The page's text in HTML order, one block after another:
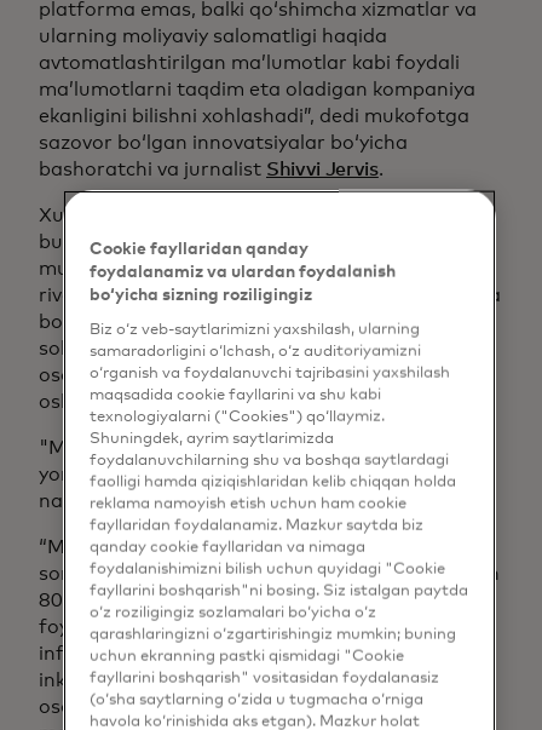
platforma emas, balki qoʻshimcha xizmatlar va
ularning moliyaviy salomatligi haqida
avtomatlashtirilgan maʼlumotlar kabi foydali
maʼlumotlarni taqdim eta oladigan kompaniya
ekanligini bilishni xohlashadi”, dedi mukofotga
sazovor boʻlgan innovatsiyalar boʻyicha
bashoratchi va jurnalist Shivvi Jervis.
Xuddi shu narsa ichki transferlarga ham tegishli,
bunga yaxshi misol sifatida Misrni keltirish
mumkin. Global, raqamli va talabga binoan
rivojlanayotgan dunyoda tezkor tranzaksiyalarga
bo'lgan talablar ortib bormoqda. Misr to'lov
sohasidagi so'nggi o'zgarishlar tezkor, xavfsiz va
oson bo'lgan yangi to'lov usullariga talabni
oshirdi.
"Misr milliardlab yangi bitimlar yaratishga
yordam berayotgan mintaqaning ajoyib
namunasidir", dedi Kursun.
“Misrda bank xizmatlaridan foydalanuvchi aholi
soni nisbatan past, ammo kattalarning taxminan
80 foizi hozirda bizning yechimlarimizdan
foydalanmoqda. Biz xavfsiz moliyaviy
infratuzilmani ta'minlamoqdamiz va moliyaviy
inklyuzivlik va tezroq elektron tijoratni yanada
osonlashtirish uchun ushbu tizimni boshqa
Cookie fayllaridan qanday
foydalanamiz va ulardan foydalanish
bo‘yicha sizning roziligingiz
Biz o‘z veb-saytlarimizni yaxshilash, ularning
samaradorligini o‘lchash, o‘z auditoriyamizni
o‘rganish va foydalanuvchi tajribasini yaxshilash
maqsadida cookie fayllarini va shu kabi
texnologiyalarni ("Cookies") qo‘llaymiz.
Shuningdek, ayrim saytlarimizda
foydalanuvchilarning shu va boshqa saytlardagi
faolligi hamda qiziqishlaridan kelib chiqqan holda
reklama namoyish etish uchun ham cookie
fayllaridan foydalanamiz. Mazkur saytda biz
qanday cookie fayllaridan va nimaga
foydalanishimizni bilish uchun quyidagi "Cookie
fayllarini boshqarish"ni bosing. Siz istalgan paytda
o‘z roziligingiz sozlamalari bo‘yicha o‘z
qarashlaringizni o‘zgartirishingiz mumkin; buning
uchun ekranning pastki qismidagi "Cookie
fayllarini boshqarish" vositasidan foydalanasiz
(o‘sha saytlarning o‘zida u tugmacha o‘rniga
havola ko‘rinishida aks etgan). Mazkur holat